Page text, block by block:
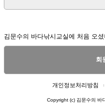
김문수의 바다낚시교실에 처음 오
회
개인정보처리방침
Copyright (c) 김문수의 바